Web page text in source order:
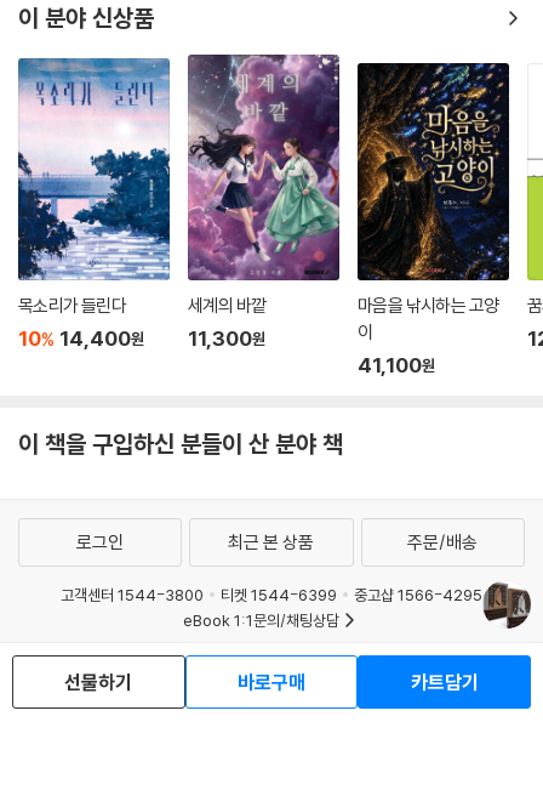
잡이라는 사실을 깨닫고 반체제 조직인 헤르메스 협회에 가담하여 폭력 투
이 분야 신상품
목소리가 들린다
10% 14,400원
세계의 바깥
11,300원
마음을 낚시하는 고양
이
41,100원
이 책을 구입하신 분들이 산 분야 책
선물하기 바로구매 카트담기
로그인 최근 본 상품 주문/배송
고객센터 1544-3800 티켓 1544-6399
중고샵 1566-4295
eBook 1:1문의/채팅상담
예스이십사(주) 사업자 정보
이용약관
개인정보처리방침
청소년보호정책